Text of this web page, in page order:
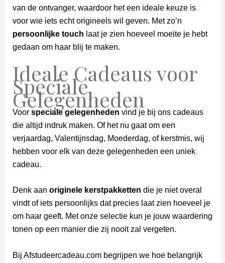
van de ontvanger, waardoor het een ideale keuze is
voor wie iets echt origineels wil geven. Met zo’n
persoonlijke touch laat je zien hoeveel moeite je hebt
gedaan om haar blij te maken.
Ideale Cadeaus voor
Speciale
Gelegenheden
Voor speciale gelegenheden vind je bij ons cadeaus
die altijd indruk maken. Of het nu gaat om een
verjaardag, Valentijnsdag, Moederdag, of kerstmis, wij
hebben voor elk van deze gelegenheden een uniek
cadeau.
Denk aan originele kerstpakketten die je niet overal
vindt of iets persoonlijks dat precies laat zien hoeveel je
om haar geeft. Met onze selectie kun je jouw waardering
tonen op een manier die zij nooit zal vergeten.
Bij Afstudeercadeau.com begrijpen we hoe belangrijk